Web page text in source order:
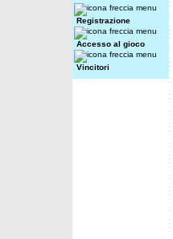
Registrazione
Accesso al gioco
Vincitori